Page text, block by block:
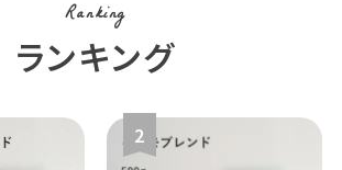
Ranking
ランキング